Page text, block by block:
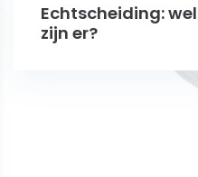
Echtscheiding:
zijn er?